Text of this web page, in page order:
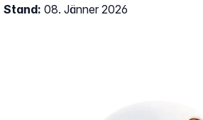
Stand: 08. Jänner 2026